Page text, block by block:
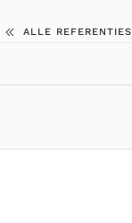
ALLE REFERENTIES